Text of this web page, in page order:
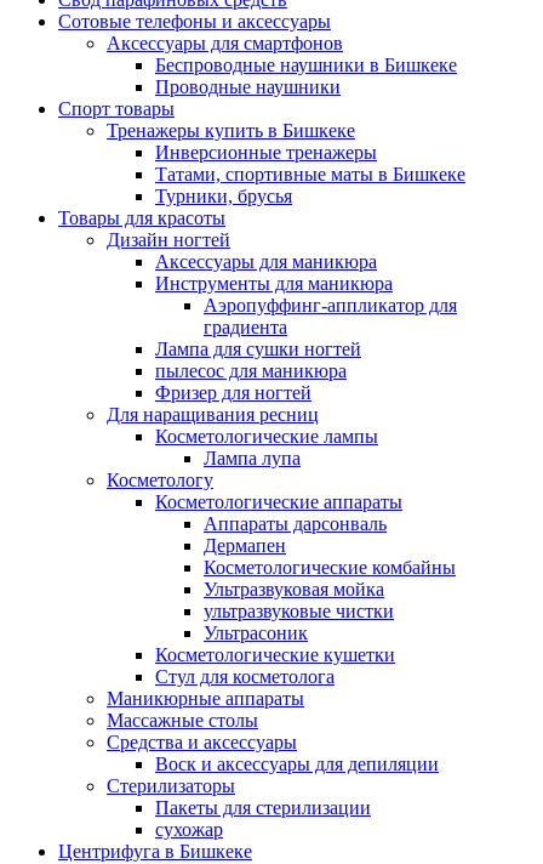
Сотовые телефоны и аксессуары
Аксессуары для смартфонов
Беспроводные наушники в Бишкеке
Проводные наушники
Спорт товары
Тренажеры купить в Бишкеке
Инверсионные тренажеры
Татами, спортивные маты в Бишкеке
Турники, брусья
Товары для красоты
Дизайн ногтей
Аксессуары для маникюра
Инструменты для маникюра
Аэропуффинг-аппликатор для
градиента
Лампа для сушки ногтей
пылесос для маникюра
Фризер для ногтей
Для наращивания ресниц
Косметологические лампы
Лампа лупа
Косметологу
Косметологические аппараты
Аппараты дарсонваль
Дермапен
Косметологические комбайны
Ультразвуковая мойка
ультразвуковые чистки
Ультрасоник
Косметологические кушетки
Стул для косметолога
Маникюрные аппараты
Массажные столы
Средства и аксессуары
Воск и аксессуары для депиляции
Стерилизаторы
Пакеты для стерилизации
сухожар
Центрифуга в Бишкеке